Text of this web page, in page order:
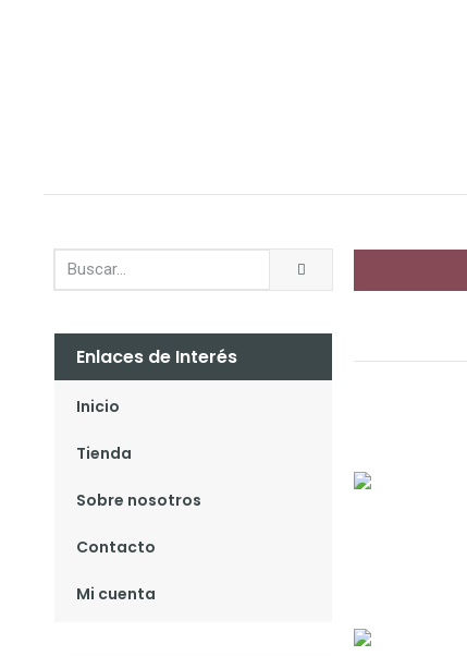
Enlaces de Interés
Inicio
Tienda
Sobre nosotros
Contacto
Mi cuenta